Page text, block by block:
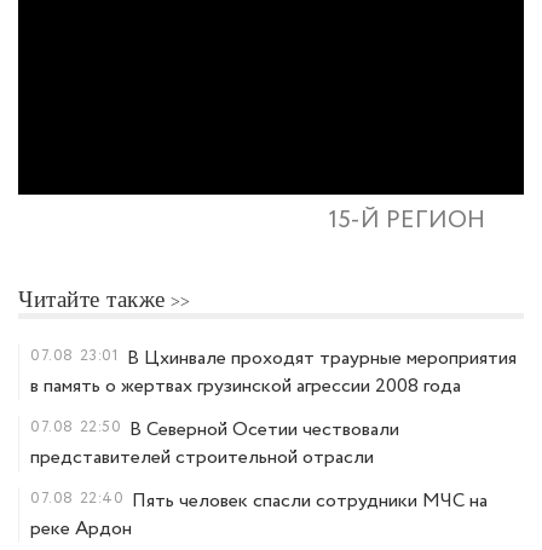
15-Й РЕГИОН
Читайте также
07.08 23:01 В Цхинвале проходят траурные мероприятия
в память о жертвах грузинской агрессии 2008 года
07.08 22:50 В Северной Осетии чествовали
представителей строительной отрасли
07.08 22:40 Пять человек спасли сотрудники МЧС на
реке Ардон